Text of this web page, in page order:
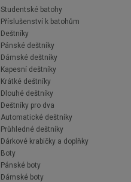
Studentské batohy
Příslušenství k batohům
Deštníky
Pánské deštníky
Dámské deštníky
Kapesní deštníky
Krátké deštníky
Dlouhé deštníky
Deštníky pro dva
Automatické deštníky
Průhledné deštníky
Dárkové krabičky a doplňky
Boty
Pánské boty
Dámské boty